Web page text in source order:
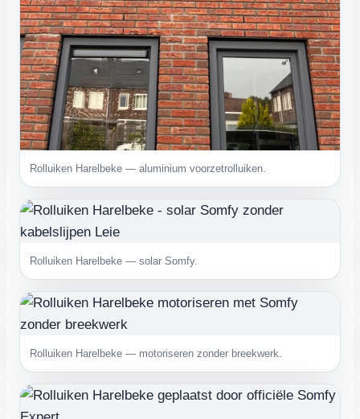
Rolluiken Harelbeke — aluminium voorzetrolluiken.
Rolluiken Harelbeke — solar Somfy.
Rolluiken Harelbeke — motoriseren zonder breekwerk.